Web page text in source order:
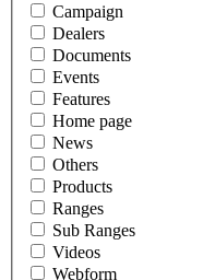
Campaign
Dealers
Documents
Events
Features
Home page
News
Others
Products
Ranges
Sub Ranges
Videos
Webform